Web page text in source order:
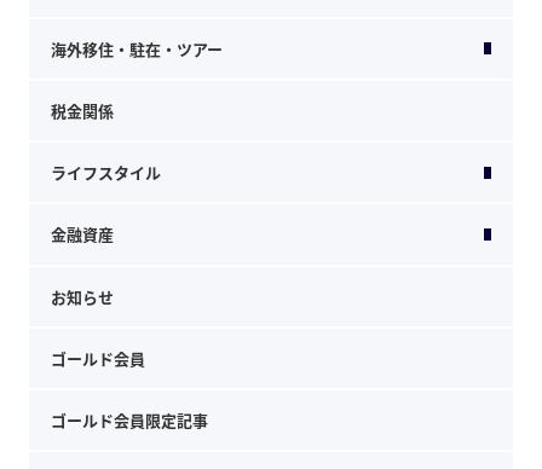
海外移住・駐在・ツアー
税金関係
ライフスタイル
金融資産
お知らせ
ゴールド会員
ゴールド会員限定記事